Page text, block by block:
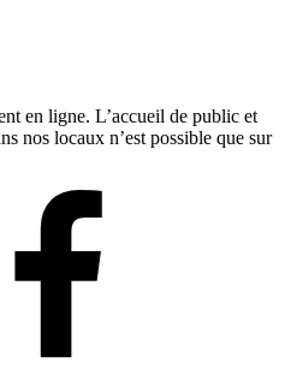
en ligne. L’accueil de public et
nos locaux n’est possible que sur